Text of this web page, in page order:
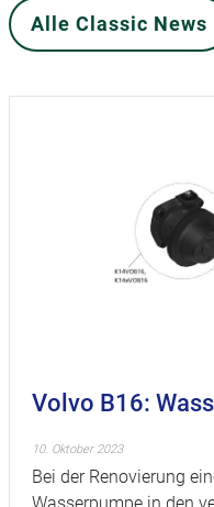
Alle Classic News
Volvo B16:
10. Oktober 2023
Bei der Renovierung